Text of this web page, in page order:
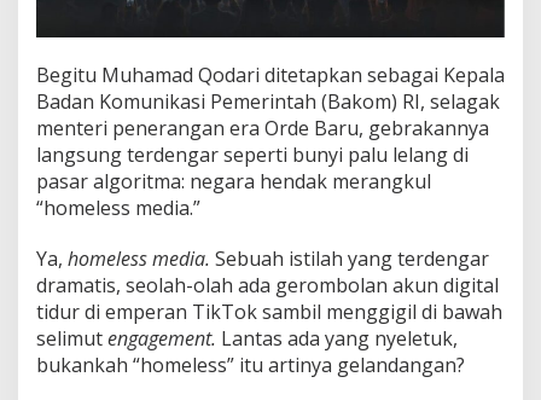
n
Begitu Muhamad Qodari ditetapkan sebagai Kepala
Badan Komunikasi Pemerintah (Bakom) RI, selagak
menteri penerangan era Orde Baru, gebrakannya
langsung terdengar seperti bunyi palu lelang di
pasar algoritma: negara hendak merangkul
“homeless media.”
Ya, homeless media. Sebuah istilah yang terdengar
dramatis, seolah-olah ada gerombolan akun digital
tidur di emperan TikTok sambil menggigil di bawah
selimutengagement. Lantas ada yang nyeletuk,
bukankah “homeless” itu artinya gelandangan?